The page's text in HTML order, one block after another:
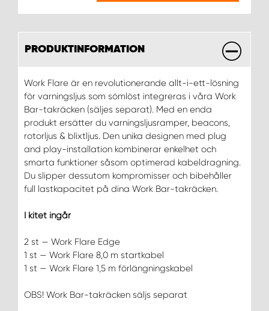
PRODUKTINFORMATION
Work Flare är en revolutionerande allt-i-ett-lösning
för varningsljus som sömlöst integreras i våra Work
Bar-takräcken (säljes separat). Med en enda
produkt ersätter du varningsljusramper, beacons,
rotorljus & blixtljus. Den unika designen med plug
and play-installation kombinerar enkelhet och
smarta funktioner såsom optimerad kabeldragning.
Du slipper dessutom kompromisser och bibehåller
full lastkapacitet på dina Work Bar-takräcken.
I kitet ingår
2 st — Work Flare Edge
1 st — Work Flare 8,0 m startkabel
1 st — Work Flare 1,5 m förlängningskabel
OBS! Work Bar-takräcken säljs separat